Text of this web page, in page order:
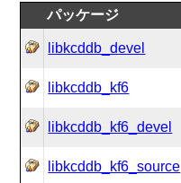
パッケージ
libkcddb_devel
libkcddb_kf6
libkcddb_kf6_devel
libkcddb_kf6_source